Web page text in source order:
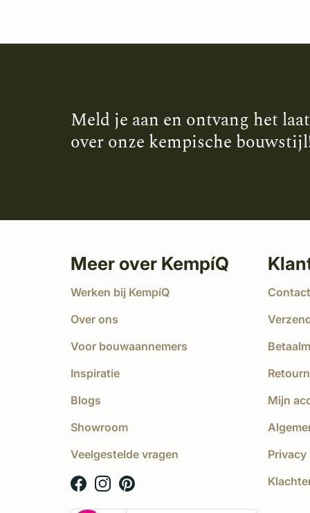
Meld je aan en ontvang het
over onze kempische
Meer over KempíQ
Werken bij KempíQ
Over ons
Voor bouwaannemers
Inspiratie
Blogs
Showroom
Veelgestelde vragen
Contact
Mijn
Privacy